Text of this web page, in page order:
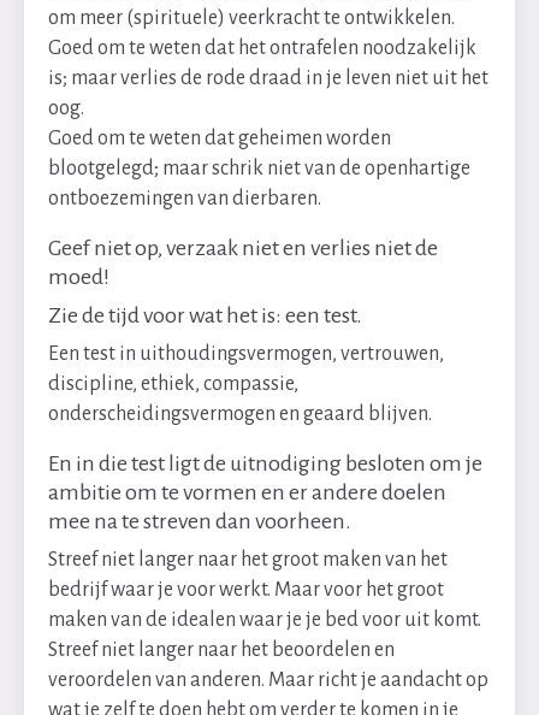
om meer (spirituele) veerkracht te ontwikkelen.
Goed om te weten dat het ontrafelen noodzakelijk
is; maar verlies de rode draad in je leven niet uit het
oog.
Goed om te weten dat geheimen worden
blootgelegd; maar schrik niet van de openhartige
ontboezemingen van dierbaren.
Geef niet op, verzaak niet en verlies niet de
moed!
Zie de tijd voor wat het is: een test.
Een test in uithoudingsvermogen, vertrouwen,
discipline, ethiek, compassie,
onderscheidingsvermogen en geaard blijven.
En in die test ligt de uitnodiging besloten om je
ambitie om te vormen en er andere doelen
mee na te streven dan voorheen.
Streef niet langer naar het groot maken van het
bedrijf waar je voor werkt. Maar voor het groot
maken van de idealen waar je je bed voor uit komt.
Streef niet langer naar het beoordelen en
veroordelen van anderen. Maar richt je aandacht op
wat je zelf te doen hebt om verder te komen in je